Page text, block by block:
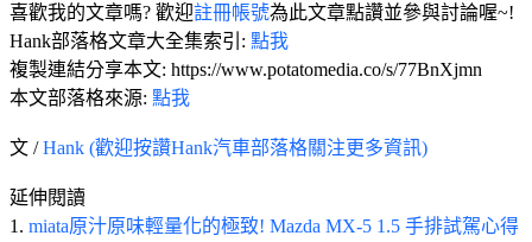
喜歡我的文章嗎? 歡迎註冊帳號為此文章點讚並參與討論喔~!
Hank部落格文章大全集索引: 點我
複製連結分享本文: https://www.potatomedia.co/s/77BnXjmn
本文部落格來源: 點我
文 /Hank (歡迎按讚Hank汽車部落格關注更多資訊)
延伸閱讀
1. miata原汁原味輕量化的極致! Mazda MX-5 1.5 手排試駕心得